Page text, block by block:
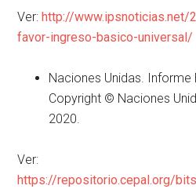
Ver: http://
favor-ingreso-basico-universal/
Naciones Unidas.
Copyright © Naciones
2020.
Ver:
https://repositorio.cepal.org/